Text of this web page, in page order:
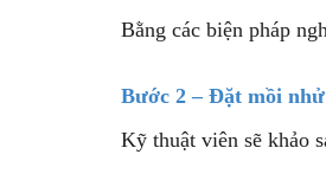
Bằng các biện pháp
Bước 2 – Đặt mồi
Kỹ thuật viên sẽ khảo